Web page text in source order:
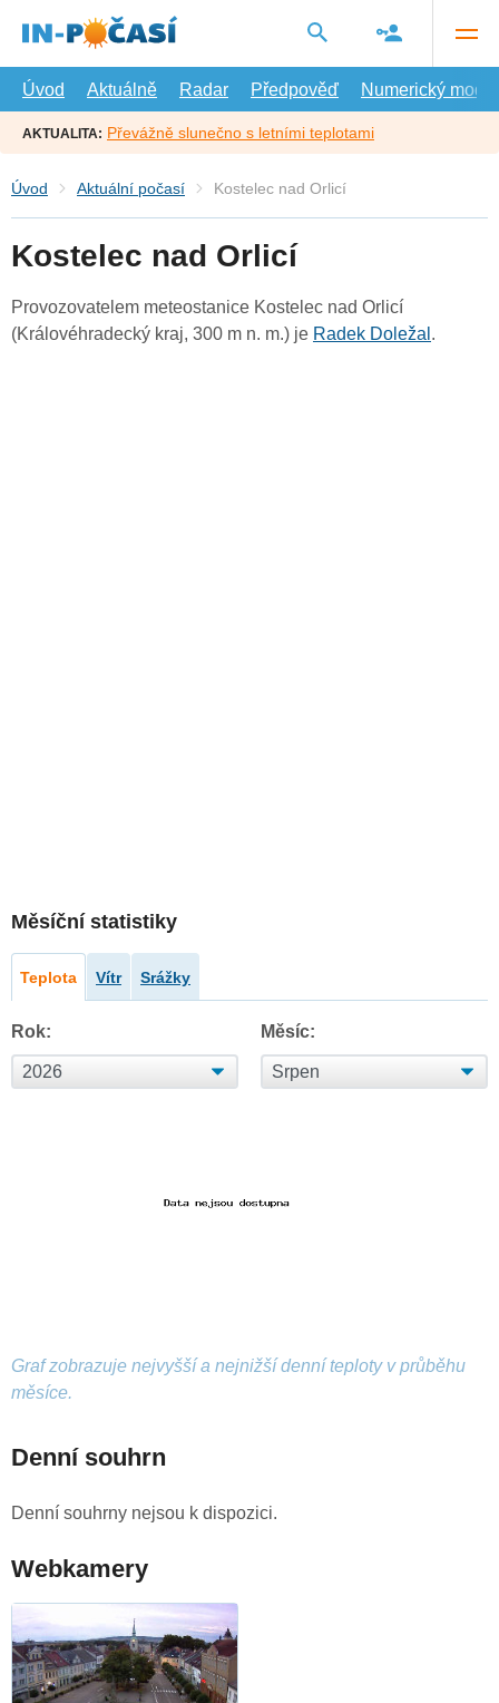
hlavní
Úvod
Aktuálně Radar Předpověď Numerický model
AKTUALITA: Převážně slunečno s letními teplotami
Úvod Aktuální počasí Kostelec nad Orlicí
Kostelec nad Orlicí
Provozovatelem meteostanice Kostelec nad Orlicí
(Královéhradecký kraj, 300 m n. m.) je Radek Doležal .
Měsíční statistiky
Teplota Vítr Srážky
Rok: Měsíc:
Graf zobrazuje nejvyšší a nejnižší denní teploty v průběhu
měsíce.
Denní souhrn
Denní souhrny nejsou k dispozici.
Webkamery